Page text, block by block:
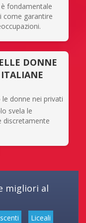
fondamentale
come garantire
DONNE
donne nei privati
svela le
discretamente
migliori al
Liceali